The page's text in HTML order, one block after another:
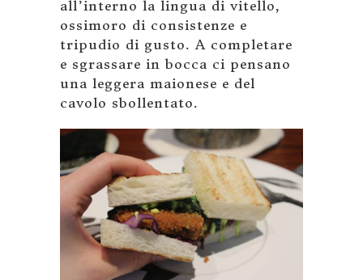
all’interno la lingua di vitello,
ossimoro di consistenze e
tripudio di gusto. A completare
e sgrassare in bocca ci pensano
una leggera maionese e del
cavolo sbollentato.